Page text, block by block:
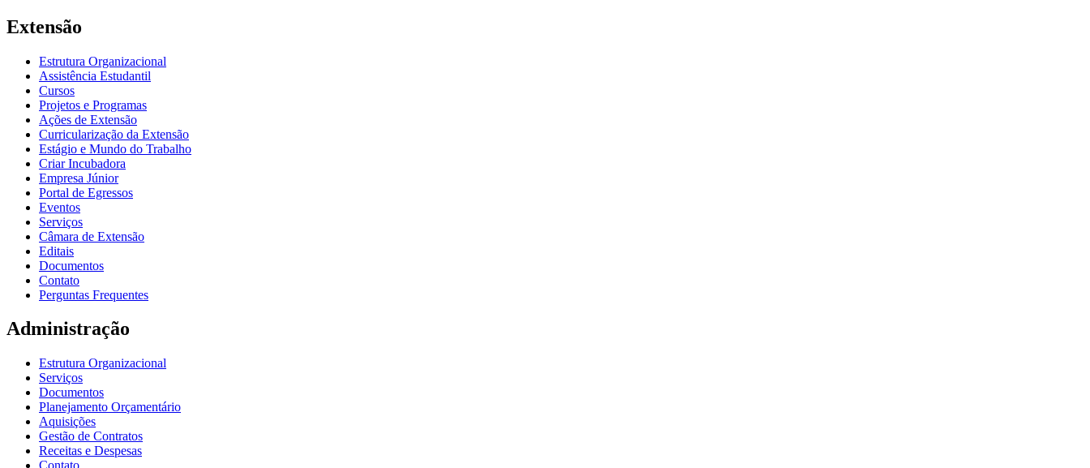
Extensão
Estrutura Organizacional
Assistência Estudantil
Cursos
Projetos e Programas
Ações de Extensão
Curricularização da Extensão
Estágio e Mundo do Trabalho
Criar Incubadora
Empresa Júnior
Portal de Egressos
Eventos
Serviços
Câmara de Extensão
Editais
Documentos
Contato
Perguntas Frequentes
Administração
Estrutura Organizacional
Serviços
Documentos
Planejamento Orçamentário
Aquisições
Gestão de Contratos
Receitas e Despesas